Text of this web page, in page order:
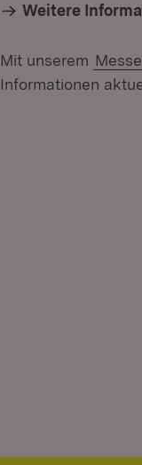
Weitere
Mit unserem
Informationen